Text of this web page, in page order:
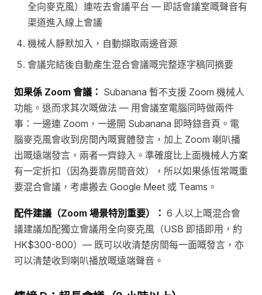
全向麥克風）連咗去會議平台 — 即話會議室嘅聲音有
渠道進入線上會議
機械人靜默加入，自動擷取兩邊音源
會議完結後自動產生混合會議嘅完整逐字稿同摘要
如果係 Zoom 會議： Subanana 暫不支援 Zoom 機械人
功能。退而求其次嘅做法 — 用會議室電腦同時做兩件
事：一邊連 Zoom，一邊開 Subanana 即時錄音頁。電
腦麥克風會收到房間內嘅實體發言，加上 Zoom 喇叭播
出嘅遠端發言，兩者一齊錄入。準確度比上面機械人方案
有一定折扣（因為要靠房間音效），所以如果係恆常嘅重
要混合會議，考慮搬去 Google Meet 或 Teams。
配件建議（Zoom 場景特別重要）： 6 人以上嘅混合會
議建議加配獨立會議用全向麥克風（USB 即插即用，約
HK$300-800）— 既可以收清楚房間每一面嘅發言，亦
可以清楚收到喇叭播放嘅遠端聲音。